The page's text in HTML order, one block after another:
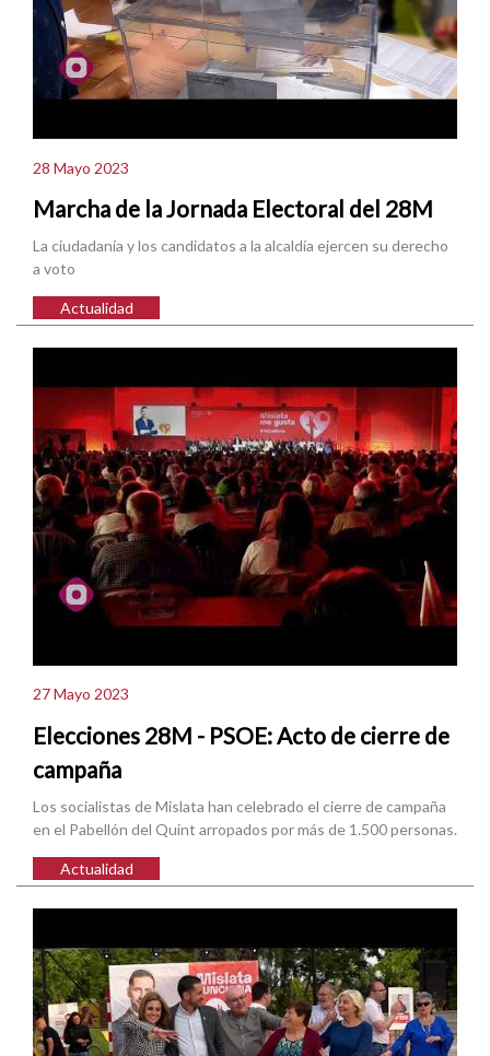
28 Mayo 2023
Marcha de la Jornada Electoral del 28M
La ciudadanía y los candidatos a la alcaldía ejercen su derecho
a voto
Actualidad
27 Mayo 2023
Elecciones 28M - PSOE: Acto de cierre de
campaña
Los socialistas de Mislata han celebrado el cierre de campaña
en el Pabellón del Quint arropados por más de 1.500 personas.
Actualidad